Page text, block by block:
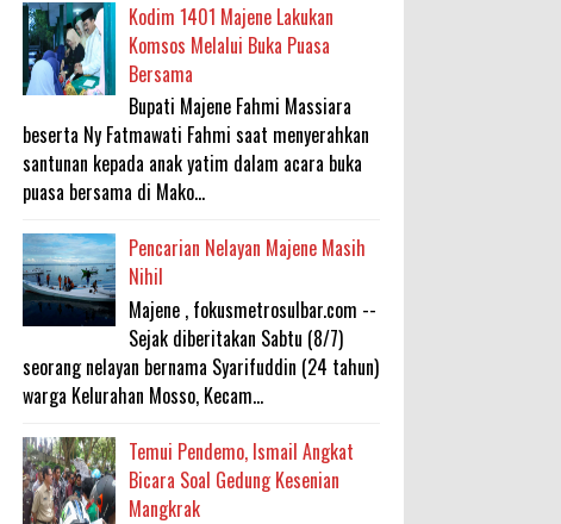
Kodim 1401 Majene Lakukan
Komsos Melalui Buka Puasa
Bersama
Bupati Majene Fahmi Massiara
beserta Ny Fatmawati Fahmi saat menyerahkan
santunan kepada anak yatim dalam acara buka
puasa bersama di Mako...
Pencarian Nelayan Majene Masih
Nihil
Majene , fokusmetrosulbar.com --
Sejak diberitakan Sabtu (8/7)
seorang nelayan bernama Syarifuddin (24 tahun)
warga Kelurahan Mosso, Kecam...
Temui Pendemo, Ismail Angkat
Bicara Soal Gedung Kesenian
Mangkrak